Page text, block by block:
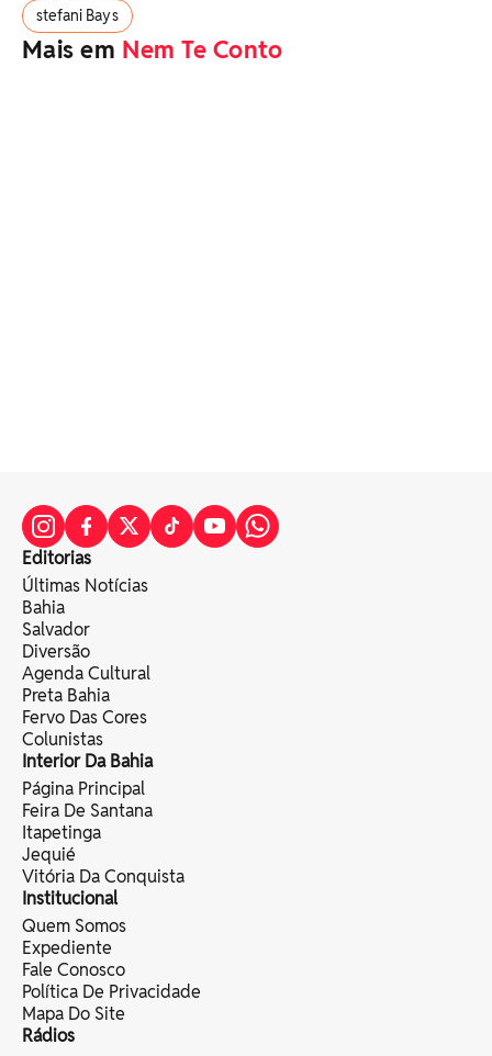
stefani Bays
Mais em Nem Te Conto
Editorias
Últimas Notícias
Bahia
Salvador
Diversão
Agenda Cultural
Preta Bahia
Fervo Das Cores
Colunistas
Interior Da Bahia
Página Principal
Feira De Santana
Itapetinga
Jequié
Vitória Da Conquista
Institucional
Quem Somos
Expediente
Fale Conosco
Política De Privacidade
Mapa Do Site
Rádios